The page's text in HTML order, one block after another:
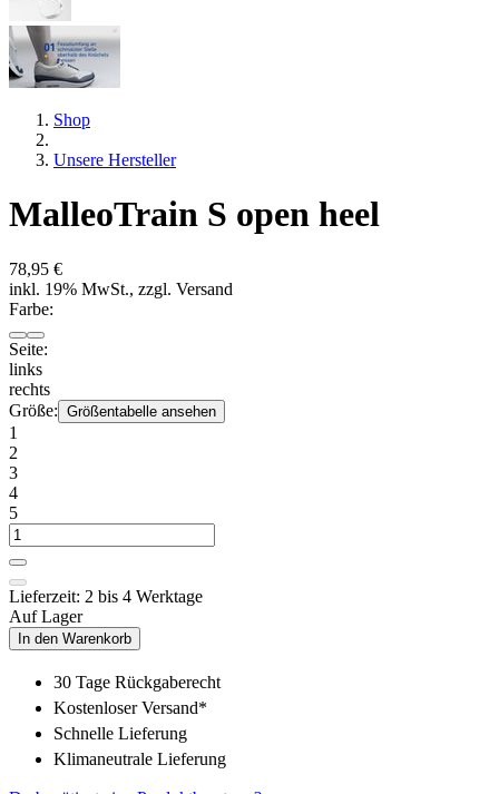
Shop
Unsere Hersteller
MalleoTrain S open heel
78,95 €
inkl. 19% MwSt., zzgl. Versand
Farbe:
Seite:
links
rechts
Größe: Größentabelle ansehen
1
2
3
4
5
Lieferzeit: 2 bis 4 Werktage
Auf Lager
In den Warenkorb
30 Tage Rückgaberecht
Kostenloser Versand*
Schnelle Lieferung
Klimaneutrale Lieferung